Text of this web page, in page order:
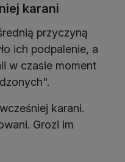
karani
przyczyną
ich podpalenie, a
w czasie moment
karani.
Grozi im